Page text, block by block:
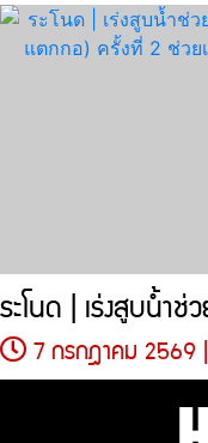
7 กรกฎาคม 2569 |